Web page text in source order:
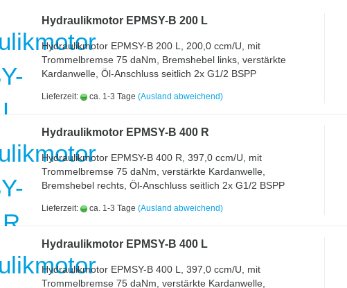
Hydraulikmotor EPMSY-B 200 L
Hydraulikmotor EPMSY-B 200 L, 200,0 ccm/U, mit
Trommelbremse 75 daNm, Bremshebel links, verstärkte
Kardanwelle, Öl-Anschluss seitlich 2x G1/2 BSPP
Lieferzeit: ca. 1-3 Tage (Ausland abweichend)
Hydraulikmotor EPMSY-B 400 R
Hydraulikmotor EPMSY-B 400 R, 397,0 ccm/U, mit
Trommelbremse 75 daNm, verstärkte Kardanwelle,
Bremshebel rechts, Öl-Anschluss seitlich 2x G1/2 BSPP
Lieferzeit: ca. 1-3 Tage (Ausland abweichend)
Hydraulikmotor EPMSY-B 400 L
Hydraulikmotor EPMSY-B 400 L, 397,0 ccm/U, mit
Trommelbremse 75 daNm, verstärkte Kardanwelle,